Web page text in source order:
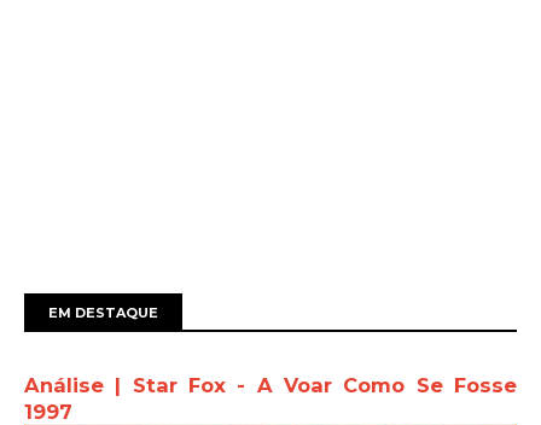
EM DESTAQUE
Análise | Star Fox - A Voar Como Se Fosse
1997